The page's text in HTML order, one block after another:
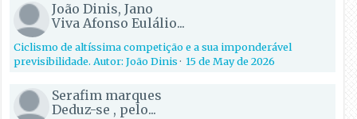
João Dinis, Jano
Viva Afonso Eulálio...
Ciclismo de altíssima competição e a sua imponderável
previsibilidade. Autor: João Dinis·15 de May de 2026
Serafim marques
Deduz-se , pelo...